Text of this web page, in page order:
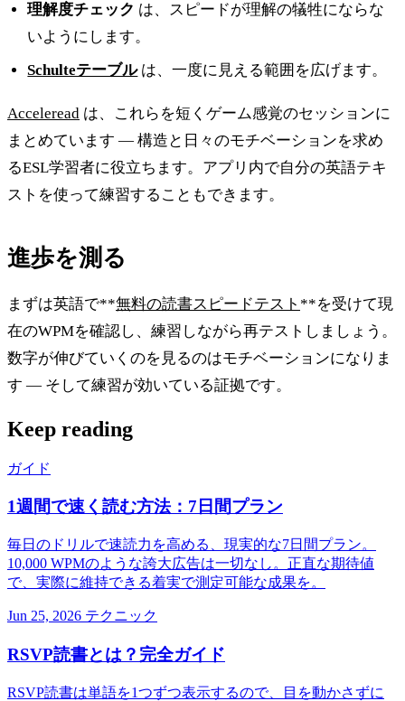
理解度チェック は、スピードが理解の犠牲にならな
いようにします。
Schulteテーブルは、一度に見える範囲を広げます。
Acceleread は、これらを短くゲーム感覚のセッションに
まとめています — 構造と日々のモチベーションを求め
るESL学習者に役立ちます。アプリ内で自分の英語テキ
ストを使って練習することもできます。
進歩を測る
まずは英語で**無料の読書スピードテスト **を受けて現
在のWPMを確認し、練習しながら再テストしましょう。
数字が伸びていくのを見るのはモチベーションになりま
す — そして練習が効いている証拠です。
Keep reading
ガイド
1週間で速く読む方法：7日間プラン
毎日のドリルで速読力を高める、現実的な7日間プラン。
10,000 WPMのような誇大広告は一切なし。正直な期待値
で、実際に維持できる着実で測定可能な成果を。
Jun 25, 2026 テクニック
RSVP読書とは？完全ガイド
RSVP読書は単語を1つずつ表示するので、目を動かさずに